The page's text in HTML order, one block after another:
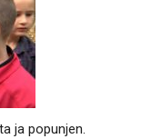
ja popunjen.